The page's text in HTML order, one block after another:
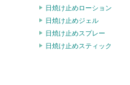
日焼け止めローション
日焼け止めジェル
日焼け止めスプレー
日焼け止めスティック